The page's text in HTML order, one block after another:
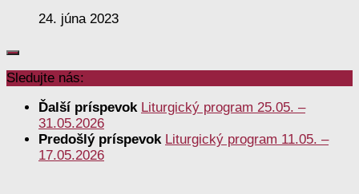
24. júna 2023
Sledujte nás:
Ďalší príspevok Liturgický program 25.05. –
31.05.2026
Predošlý príspevok Liturgický program 11.05. –
17.05.2026